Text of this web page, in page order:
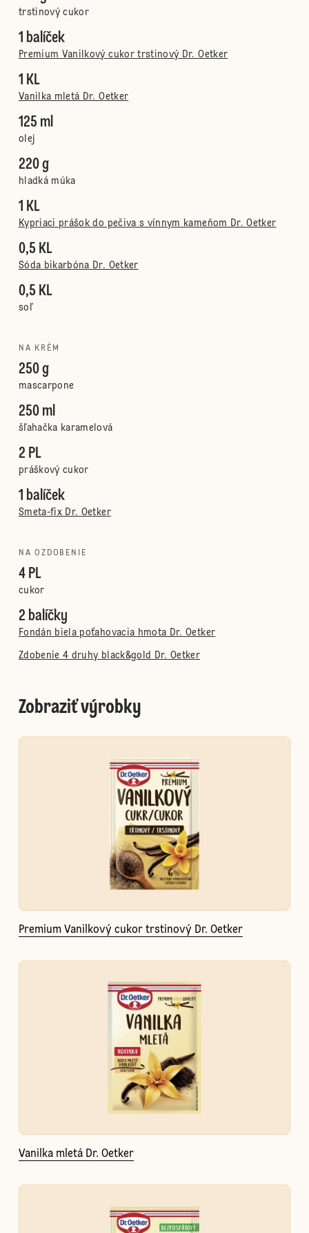
trstinový cukor
1 balíček
Premium Vanilkový cukor trstinový Dr. Oetker
1 KL
Vanilka mletá Dr. Oetker
125 ml
olej
220 g
hladká múka
1 KL
Kypriaci prášok do pečiva s vínnym kameňom Dr. Oetker
0,5 KL
Sóda bikarbóna Dr. Oetker
0,5 KL
soľ
NA KRÉM
250 g
mascarpone
250 ml
šľahačka karamelová
2 PL
práškový cukor
1 balíček
Smeta-fix Dr. Oetker
NA OZDOBENIE
4 PL
cukor
2 balíčky
Fondán biela poťahovacia hmota Dr. Oetker
Zdobenie 4 druhy black&gold Dr. Oetker
Zobraziť výrobky
Premium Vanilkový cukor trstinový Dr. Oetker
Vanilka mletá Dr. Oetker